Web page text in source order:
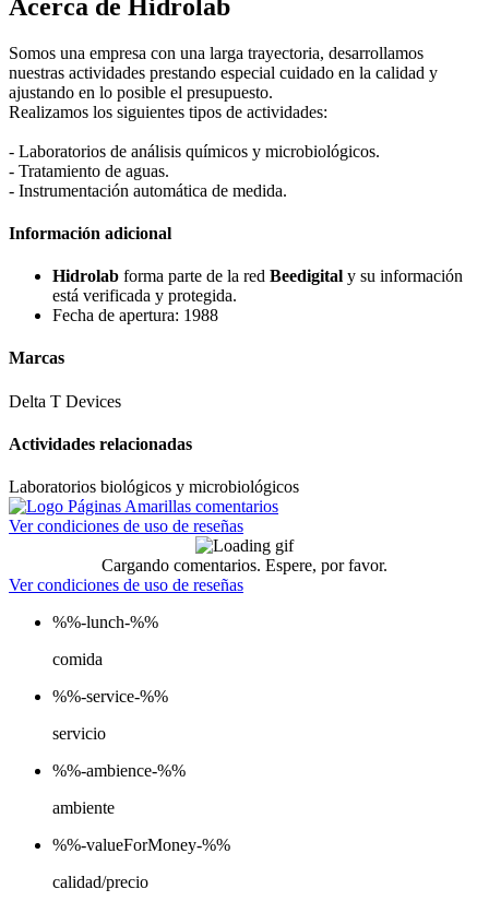
Acerca de Hidrolab
Somos una empresa con una larga trayectoria, desarrollamos
nuestras actividades prestando especial cuidado en la calidad y
ajustando en lo posible el presupuesto.
Realizamos los siguientes tipos de actividades:
- Laboratorios de análisis químicos y microbiológicos.
- Tratamiento de aguas.
- Instrumentación automática de medida.
Información adicional
Hidrolab forma parte de la red Beedigital y su información
está verificada y protegida.
Fecha de apertura: 1988
Marcas
Delta T Devices
Actividades relacionadas
Laboratorios biológicos y microbiológicos
Ver condiciones de uso de reseñas
Cargando comentarios. Espere, por favor.
Ver condiciones de uso de reseñas
%%-lunch-%%
comida
%%-service-%%
servicio
%%-ambience-%%
ambiente
%%-valueForMoney-%%
calidad/precio